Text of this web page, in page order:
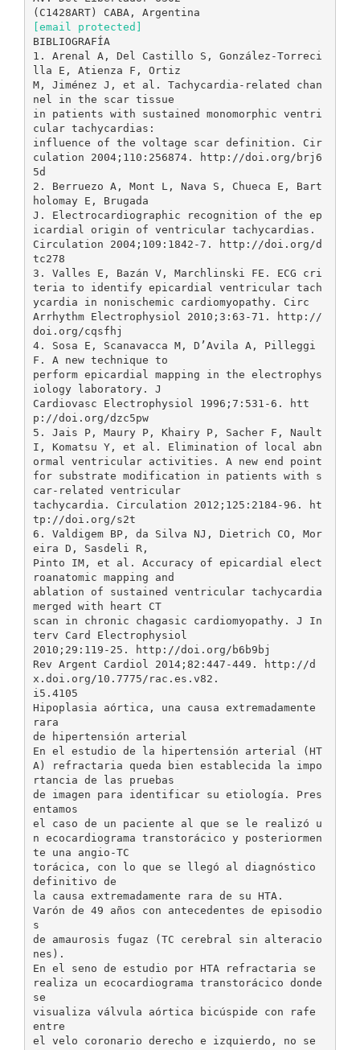
[email protected]
BIBLIOGRAFÍA
1. Arenal A, Del Castillo S, González-Torreci
lla E, Atienza F, Ortiz
M, Jiménez J, et al. Tachycardia-related chan
nel in the scar tissue
in patients with sustained monomorphic ventri
cular tachycardias:
influence of the voltage scar definition. Cir
culation 2004;110:256874. http://doi.org/brj6
5d
2. Berruezo A, Mont L, Nava S, Chueca E, Bart
holomay E, Brugada
J. Electrocardiographic recognition of the ep
icardial origin of ventricular tachycardias.
Circulation 2004;109:1842-7. http://doi.org/d
tc278
3. Valles E, Bazán V, Marchlinski FE. ECG cri
teria to identify epicardial ventricular tach
ycardia in nonischemic cardiomyopathy. Circ
Arrhythm Electrophysiol 2010;3:63-71. http://
doi.org/cqsfhj
4. Sosa E, Scanavacca M, D’Avila A, Pilleggi
F. A new technique to
perform epicardial mapping in the electrophys
iology laboratory. J
Cardiovasc Electrophysiol 1996;7:531-6. htt
p://doi.org/dzc5pw
5. Jais P, Maury P, Khairy P, Sacher F, Nault
I, Komatsu Y, et al. Elimination of local abn
ormal ventricular activities. A new end point
for substrate modification in patients with s
car-related ventricular
tachycardia. Circulation 2012;125:2184-96. ht
tp://doi.org/s2t
6. Valdigem BP, da Silva NJ, Dietrich CO, Mor
eira D, Sasdeli R,
Pinto IM, et al. Accuracy of epicardial elect
roanatomic mapping and
ablation of sustained ventricular tachycardia
merged with heart CT
scan in chronic chagasic cardiomyopathy. J In
terv Card Electrophysiol
2010;29:119-25. http://doi.org/b6b9bj
Rev Argent Cardiol 2014;82:447-449. http://d
x.doi.org/10.7775/rac.es.v82.
i5.4105
Hipoplasia aórtica, una causa extremadamente
rara
de hipertensión arterial
En el estudio de la hipertensión arterial (HT
A) refractaria queda bien establecida la impo
rtancia de las pruebas
de imagen para identificar su etiología. Pres
entamos
el caso de un paciente al que se le realizó u
n ecocardiograma transtorácico y posteriormen
te una angio-TC
torácica, con lo que se llegó al diagnóstico
definitivo de
la causa extremadamente rara de su HTA.
Varón de 49 años con antecedentes de episodio
s
de amaurosis fugaz (TC cerebral sin alteracio
nes).
En el seno de estudio por HTA refractaria se
realiza un ecocardiograma transtorácico donde
se
visualiza válvula aórtica bicúspide con rafe
entre
el velo coronario derecho e izquierdo, no se